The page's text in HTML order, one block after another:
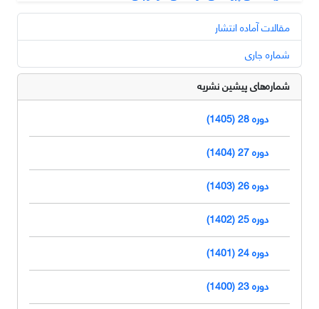
مقالات آماده انتشار
شماره جاری
شماره‌های پیشین نشریه
دوره 28 (1405)
دوره 27 (1404)
دوره 26 (1403)
دوره 25 (1402)
دوره 24 (1401)
دوره 23 (1400)